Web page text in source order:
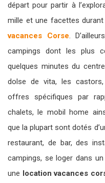
départ pour partir à
mille et une facettes
vacances Corse.
campings dont les plus
quelques minutes du
dolse de vita, les castors,
offres spécifiques par
chalets, le mobil home
que la plupart sont dotés
restaurant, de bar, des
campings, se loger dans
une location vacances